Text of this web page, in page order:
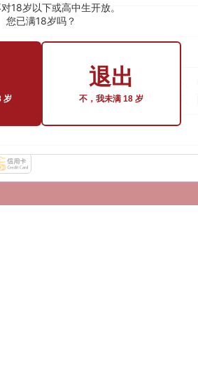
松山市中心
也可派员前往新居滨市、今治市
18岁以下或高中生开放。
您已满18岁吗？
岁
退出
不，我未满 18 岁